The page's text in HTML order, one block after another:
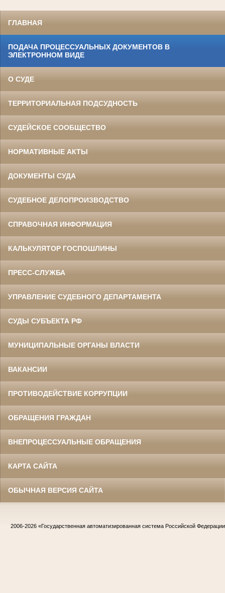
ГЛАВНАЯ
ПОДАЧА ПРОЦЕССУАЛЬНЫХ ДОКУМЕНТОВ В
ЭЛЕКТРОННОМ ВИДЕ
О СУДЕ
ТЕРРИТОРИАЛЬНАЯ ПОДСУДНОСТЬ
СУДЕЙСКОЕ СООБЩЕСТВО
НОРМАТИВНЫЕ АКТЫ
ДОКУМЕНТЫ СУДА
СУДЕБНОЕ ДЕЛОПРОИЗВОДСТВО
СПРАВОЧНАЯ ИНФОРМАЦИЯ
КАЛЬКУЛЯТОР ГОСПОШЛИНЫ
ПРЕСС-СЛУЖБА
УПРАВЛЕНИЕ СУДЕБНОГО ДЕПАРТАМЕНТА
СУДЫ СУБЪЕКТА РФ
МУНИЦИПАЛЬНЫЕ ОРГАНЫ ВЛАСТИ
ВАКАНСИИ
ПРОТИВОДЕЙСТВИЕ КОРРУПЦИИ
ОБРАЩЕНИЯ ГРАЖДАН
ВНЕПРОЦЕССУАЛЬНЫЕ ОБРАЩЕНИЯ
КАРТА САЙТА
ОБЫЧНАЯ ВЕРСИЯ САЙТА
2006-2026 «Государственная автоматизированная система Российской